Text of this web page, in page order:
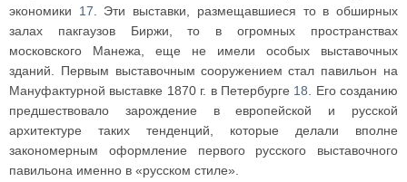
экономики 17 . Эти выставки, размещавшиеся то в обширных
залах пакгаузов Биржи, то в огромных пространствах
московского Манежа, еще не имели особых выставочных
зданий. Первым выставочным сооружением стал павильон на
Мануфактурной выставке 1870 г. в Петербурге 18 . Его созданию
предшествовало зарождение в европейской и русской
архитектуре таких тенденций, которые делали вполне
закономерным оформление первого русского выставочного
павильона именно в «русском стиле».